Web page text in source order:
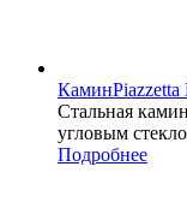
Камин
Стальная
угловым
Подробнее